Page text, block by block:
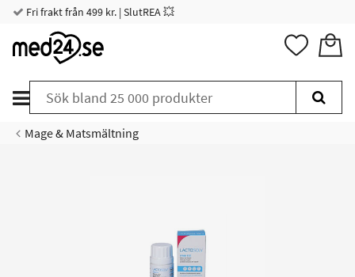
Fri frakt från 499 kr. | SlutREA 💥
Mage & Matsmältning